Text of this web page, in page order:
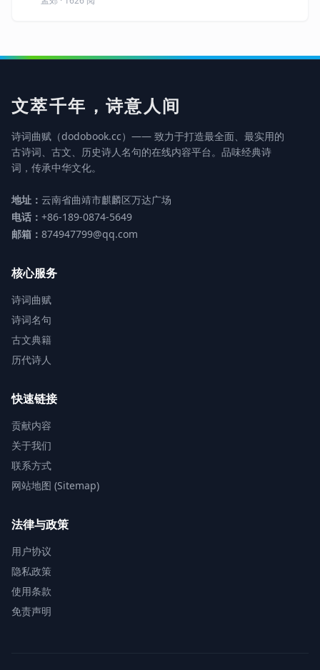
文萃千年，诗意人间
诗词曲赋（dodobook.cc）—— 致力于打造最全面、最实用的
古诗词、古文、历史诗人名句的在线内容平台。品味经典诗
词，传承中华文化。
地址： 云南省曲靖市麒麟区万达广场
电话： +86-189-0874-5649
邮箱： 874947799@qq.com
核心服务
诗词曲赋
诗词名句
古文典籍
历代诗人
快速链接
贡献内容
关于我们
联系方式
网站地图 (Sitemap)
法律与政策
用户协议
隐私政策
使用条款
免责声明